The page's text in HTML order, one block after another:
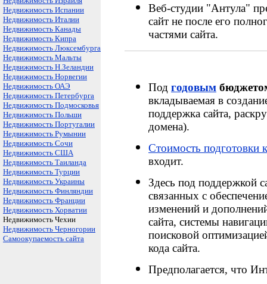
Недвижимость Испании
Недвижимость Италии
Недвижимость Канады
Недвижимость Кипра
Недвижимость Люксембурга
Недвижимость Мальты
Недвижимость Н.Зеландии
Недвижимость Норвегии
Недвижимость ОАЭ
Недвижимость Петербурга
Недвижимость Подмосковья
Недвижимость Польши
Недвижимость Португалии
Недвижимость Румынии
Недвижимость Сочи
Недвижимость США
Недвижимость Таиланда
Недвижимость Турции
Недвижимость Украины
Недвижимость Финляндии
Недвижимость Франции
Недвижимость Хорватии
Недвижимость Чехии
Недвижимость Черногории
Самоокупаемость сайта
Веб-студии "Антула"
сайт не после его
частями сайта.
Под годовым
вкладываемая в
поддержка сайта,
домена).
Стоимость подготовки
входит.
Здесь под поддержкой
связанных с
изменений и
сайта, системы
поисковой
кода сайта.
Предполагается, что